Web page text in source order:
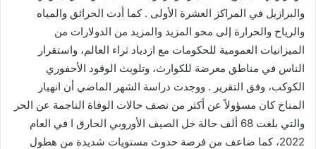
والبرازيل في المراكز العشرة الأولى . كما أدت الحرائق والمياه
والرياح والحرارة إلى محو المزيد والمزيد من الدولارات من
الميزانيات العمومية للحكومات مع ازدياد ثراء العالم، واستقرار
الناس في مناطق معرضة للكوارث، وتلويث الوقود الأحفوري
الكوكب، وفق التقرير . ووجدت دراسة الشهر الماضي أن انهيار
المناخ كان مسؤولاً عن أكثر من نصف حالات الوفاة الناجمة عن الحر
والتي بلغت 68 ألف حالة خل الصيف الأوروبي الحارق ا في العام
2022، كما ضاعف من فرصة حدوث مستويات شديدة من هطول